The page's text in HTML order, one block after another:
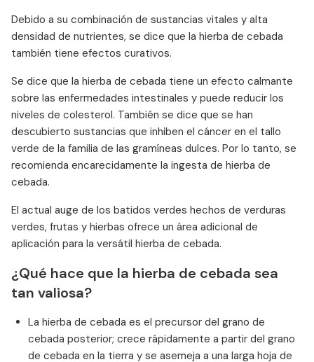
Debido a su combinación de sustancias vitales y alta
densidad de nutrientes, se dice que la hierba de cebada
también tiene efectos curativos.
Se dice que la hierba de cebada tiene un efecto calmante
sobre las enfermedades intestinales y puede reducir los
niveles de colesterol. También se dice que se han
descubierto sustancias que inhiben el cáncer en el tallo
verde de la familia de las gramíneas dulces. Por lo tanto, se
recomienda encarecidamente la ingesta de hierba de
cebada.
El actual auge de los batidos verdes hechos de verduras
verdes, frutas y hierbas ofrece un área adicional de
aplicación para la versátil hierba de cebada.
¿Qué hace que la hierba de cebada sea
tan valiosa?
La hierba de cebada es el precursor del grano de
cebada posterior; crece rápidamente a partir del grano
de cebada en la tierra y se asemeja a una larga hoja de